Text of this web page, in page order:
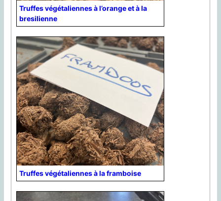
Truffes végétaliennes à l’orange et à la
bresilienne
Truffes végétaliennes à la framboise